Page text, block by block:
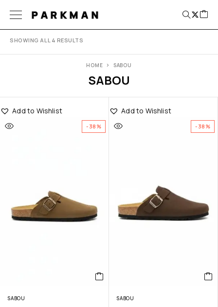
PARKMAN
SHOWING ALL 4 RESULTS
SABOU
HOME SABOU
-38%
SABOU
Add to Wishlist
-38%
SABOU
Add to Wishlist